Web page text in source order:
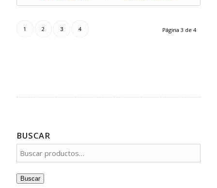
Página 3 de 4
1 2 3 4
BUSCAR
Buscar